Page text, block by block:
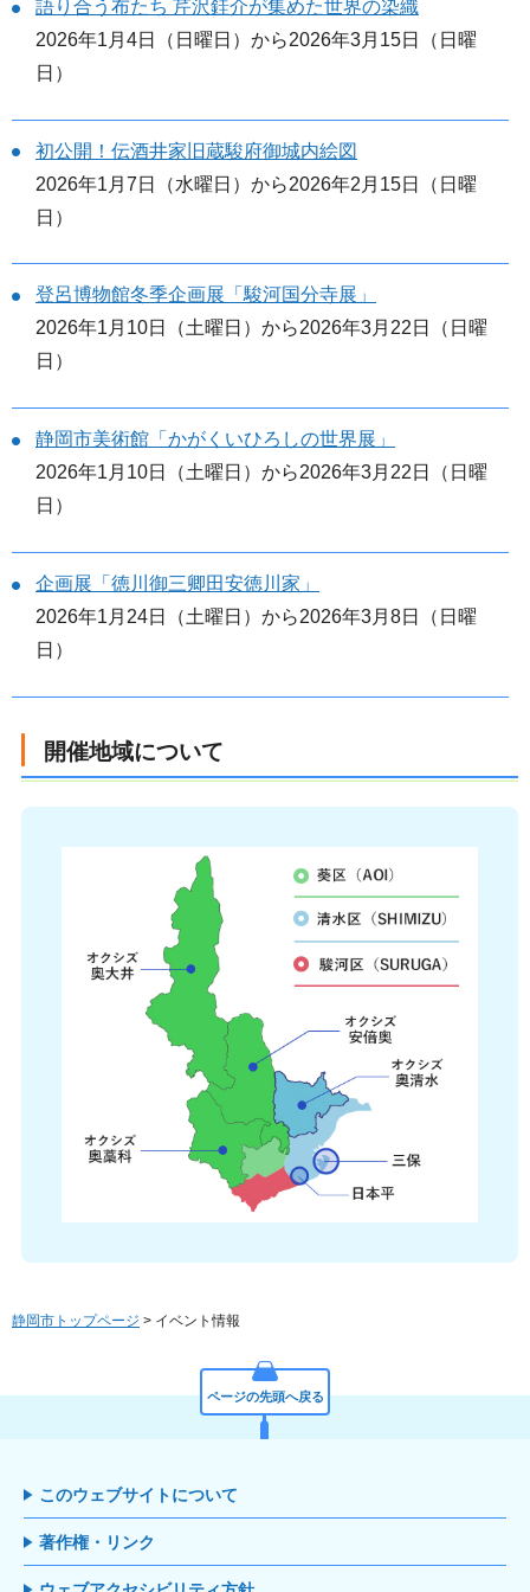
語り合う布たち 芹沢銈介が集めた世界の染織
2026年1月4日（日曜日）から2026年3月15日（日曜
日）
初公開！伝酒井家旧蔵駿府御城内絵図
2026年1月7日（水曜日）から2026年2月15日（日曜
日）
登呂博物館冬季企画展「駿河国分寺展」
2026年1月10日（土曜日）から2026年3月22日（日曜
日）
静岡市美術館「かがくいひろしの世界展」
2026年1月10日（土曜日）から2026年3月22日（日曜
日）
企画展「徳川御三卿田安徳川家」
2026年1月24日（土曜日）から2026年3月8日（日曜
日）
開催地域について
静岡市トップページ > イベント情報
ページの先頭へ戻る
このウェブサイトについて
著作権・リンク